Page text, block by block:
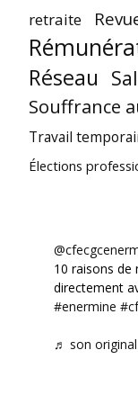
retraite
Réseau
Souffrance
Travail
Élections
10 raisons de
directement
#enermine
♬ son original